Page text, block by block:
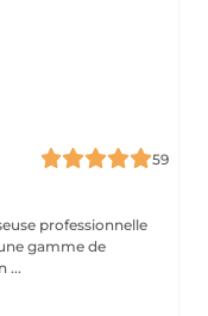
59
professionnelle
gamme de
...